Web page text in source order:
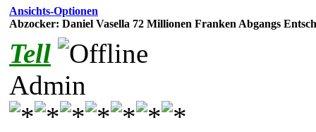
Ansichts-Optionen
Abzocker: Daniel Vasella 72 Millionen Franken Abgangs
Tell
Admin